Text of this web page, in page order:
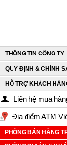
THÔNG TIN CÔNG TY
QUY ĐỊNH & CHÍNH
HỖ TRỢ KHÁCH
Liên hệ mua
Địa điểm ATM
PHÒNG BÁN HÀNG